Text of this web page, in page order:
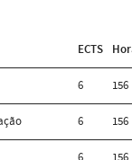
ECTS
6 156
6 156